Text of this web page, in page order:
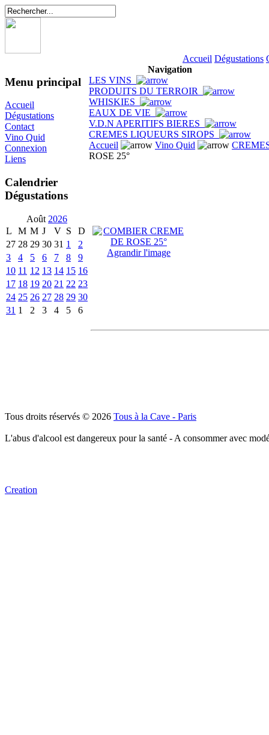
Accueil Dégustations
Menu principal
Accueil
Dégustations
Contact
Vino Quid
Connexion
Liens
Calendrier
Dégustations
Août 2026
L
M M J V S
D
27 28 29 30 31 1
2
3
4 5 6 7 8
9
10 11 12 13 14 15 16
17 18 19 20 21 22 23
24 25 26 27 28 29 30
31 1 2 3 4 5 6
Navigation
LES VINS
PRODUITS DU TERROIR
WHISKIES
EAUX DE VIE
V.D.N APERITIFS BIERES
CREMES LIQUEURS SIROPS
Accueil
Vino Quid
ROSE 25°
Agrandir l'image
Tous droits réservés © 2026 Tous à la Cave - Paris
L'abus d'alcool est dangereux pour la santé - A consommer avec
Creation